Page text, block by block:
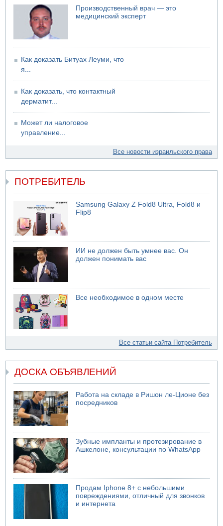
Подозреваемый в домогательствах в хостеле - Гильбоа
Дахан
07.08.2026 17:55
Обнародовано имя полицейского, подозреваемого в
07.08.2026 17:51
БАГАЦ отказался заморозить лишение налоговых льгот
07.08.2026 17:48
В Иерусалиме водитель врезался в забор и серьезно
пострадал
Производственный врач — это
медицинский эксперт
Как доказать Битуах Леуми, что
я...
Как доказать, что контактный
дерматит...
Может ли налоговое
управление...
Все новости израильского права
ПОТРЕБИТЕЛЬ
Samsung Galaxy Z Fold8 Ultra, Fold8 и
Flip8
ИИ не должен быть умнее вас. Он
должен понимать вас
Все необходимое в одном месте
Все статьи сайта Потребитель
ДОСКА ОБЪЯВЛЕНИЙ
Работа на складе в Ришон ле-Ционе без
посредников
Зубные импланты и протезирование в
Ашкелоне, консультации по WhatsApp
Продам Iphone 8+ с небольшими
повреждениями, отличный для звонков
и интернета